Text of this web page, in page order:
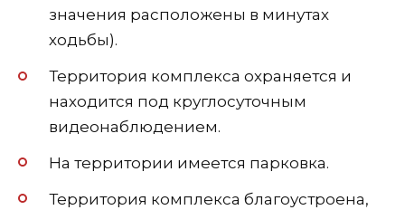
значения расположены в минутах
ходьбы).
Территория комплекса охраняется и
находится под круглосуточным
видеонаблюдением.
На территории имеется парковка.
Территория комплекса благоустроена,